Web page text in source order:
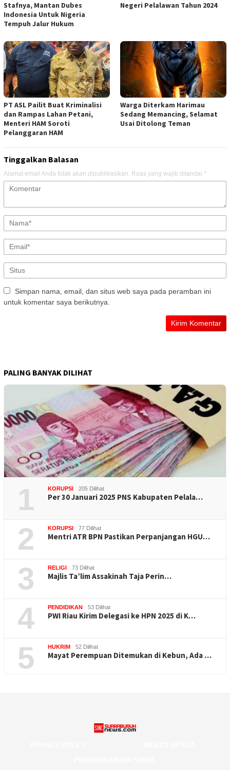
Stafnya, Mantan Dubes
Indonesia Untuk Nigeria
Tempuh Jalur Hukum
Negeri Pelalawan Tahun 2024
PT ASL Pailit Buat Kriminalisi
dan Rampas Lahan Petani,
Menteri HAM Soroti
Pelanggaran HAM
Warga Diterkam Harimau
Sedang Memancing, Selamat
Usai Ditolong Teman
Tinggalkan Balasan
Alamat email Anda tidak akan dipublikasikan. Ruas yang wajib ditandai *
Simpan nama, email, dan situs web saya pada peramban ini
untuk komentar saya berikutnya.
PALING BANYAK DILIHAT
1 KORUPSI 205 Dilihat
Per 30 Januari 2025 PNS Kabupaten Pelala…
2 KORUPSI 77 Dilihat
Mentri ATR BPN Pastikan Perpanjangan HGU…
3 RELIGI 73 Dilihat
Majlis Ta’lim Assakinah Taja Perin…
4 PENDIDIKAN 53 Dilihat
PWI Riau Kirim Delegasi ke HPN 2025 di K…
5 HUKRIM 52 Dilihat
Mayat Perempuan Ditemukan di Kebun, Ada …